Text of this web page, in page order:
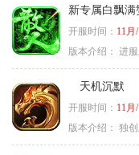
新专属白飘满
开服时间： 11月
版本介绍： 进服
天机沉默
开服时间： 11月
版本介绍： 独